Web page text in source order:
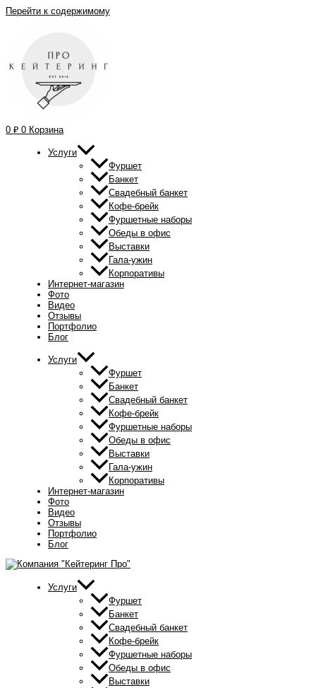
Перейти к содержимому
0 ₽ 0 Корзина
Услуги
Фуршет
Банкет
Свадебный банкет
Кофе-брейк
Фуршетные наборы
Обеды в офис
Выставки
Гала-ужин
Корпоративы
Интернет-магазин
Фото
Видео
Отзывы
Портфолио
Блог
Услуги
Фуршет
Банкет
Свадебный банкет
Кофе-брейк
Фуршетные наборы
Обеды в офис
Выставки
Гала-ужин
Корпоративы
Интернет-магазин
Фото
Видео
Отзывы
Портфолио
Блог
Услуги
Фуршет
Банкет
Свадебный банкет
Кофе-брейк
Фуршетные наборы
Обеды в офис
Выставки